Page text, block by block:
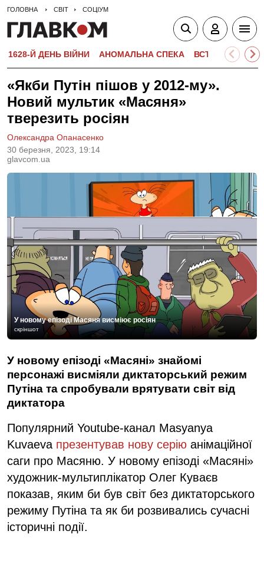
ГОЛОВНА СВІТ СОЦІУМ
1628-Й ДЕНЬ ВІЙНИ АНОМАЛЬНА СПЕКА ВСТУПНА
«Якби Путін пішов у 2012-му».
Новий мультик «Масяня»
тверезить росіян
30 березня, 2023, 19:14
glavcom.ua
Олександра Опанасенко
У новому епізоді Масяня висміює росіян
скріншот
У новому епізоді «Масяні» знайомі
персонажі висміяли диктаторський режим
Путіна та спробували врятувати світ від
диктатора
Популярний Youtube-канал Masyanya
Kuvaeva презентував нову серію анімаційної
саги про Масяню. У новому епізоді «Масяні»
художник-мультиплікатор Олег Куваєв
показав, яким би був світ без диктаторського
режиму Путіна та як би розвивались сучасні
історичні події.